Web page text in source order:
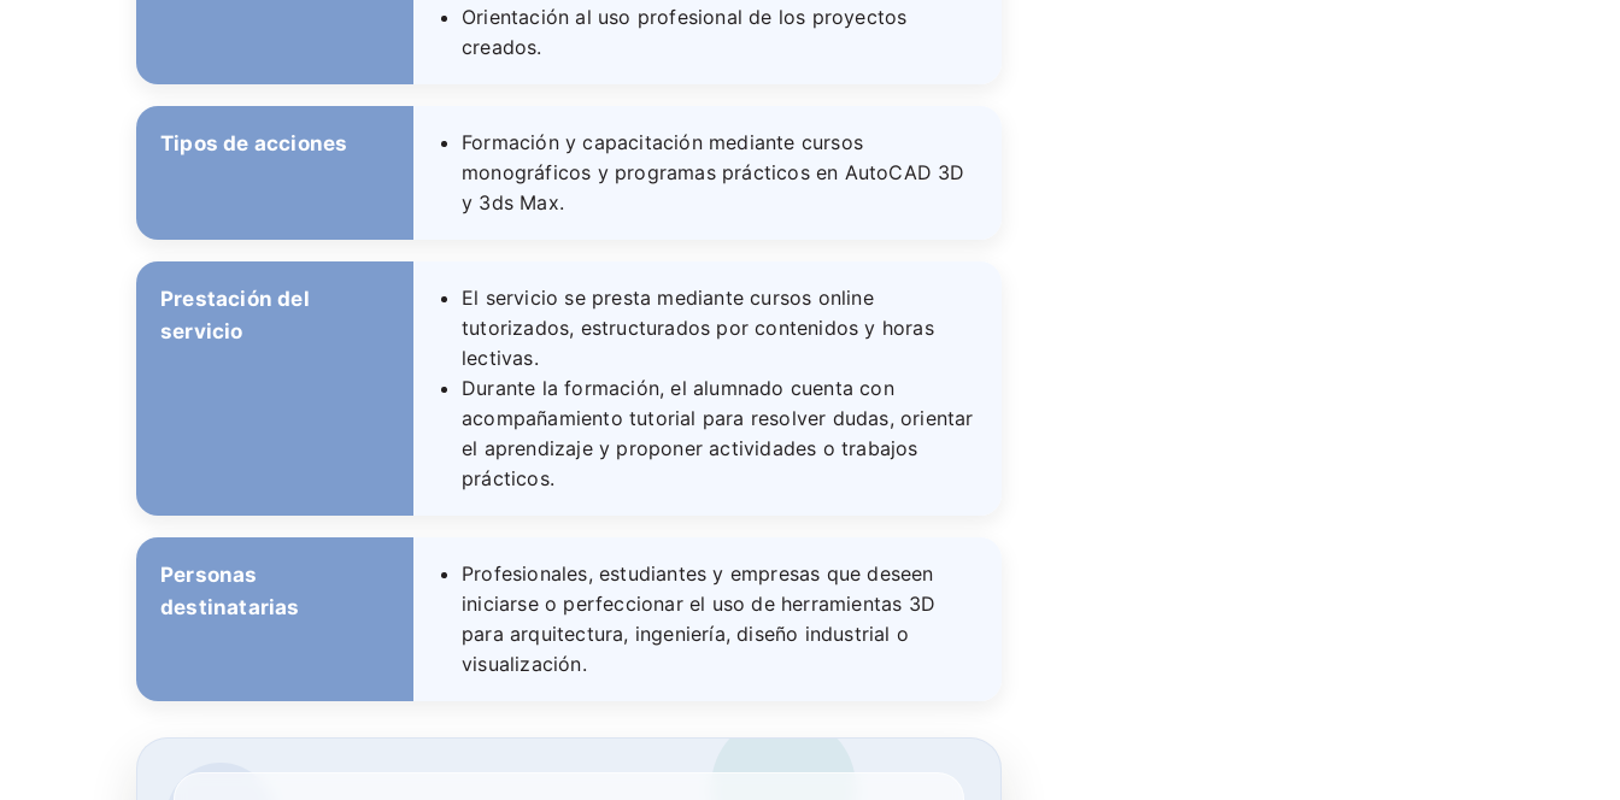
Orientación al uso profesional de los proyectos
creados.
Tipos de acciones
Formación y capacitación mediante cursos
monográficos y programas prácticos en AutoCAD 3D
y 3ds Max.
Prestación del
servicio
El servicio se presta mediante cursos online
tutorizados, estructurados por contenidos y horas
lectivas.
Durante la formación, el alumnado cuenta con
acompañamiento tutorial para resolver dudas, orientar
el aprendizaje y proponer actividades o trabajos
prácticos.
Personas
destinatarias
Profesionales, estudiantes y empresas que deseen
iniciarse o perfeccionar el uso de herramientas 3D
para arquitectura, ingeniería, diseño industrial o
visualización.